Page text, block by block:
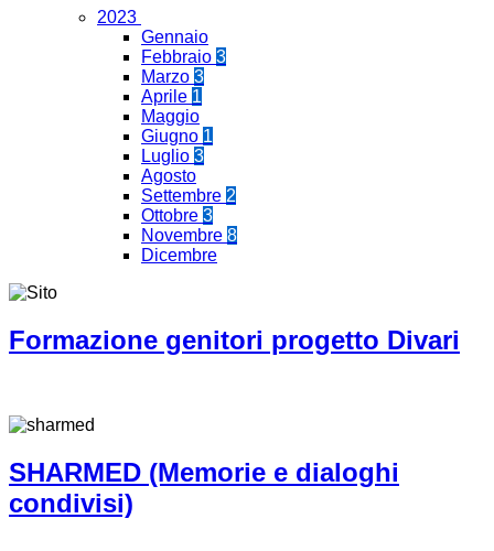
2023
Gennaio
Febbraio 3
Marzo 3
Aprile 1
Maggio
Giugno 1
Luglio 3
Agosto
Settembre 2
Ottobre 3
Novembre 8
Dicembre
Formazione genitori progetto Divari
SHARMED (Memorie e dialoghi
condivisi)